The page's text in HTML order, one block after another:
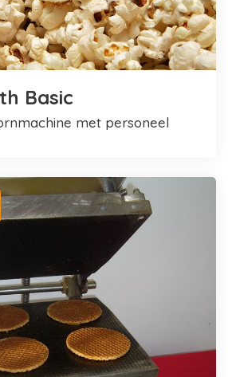
Basic
met personeel